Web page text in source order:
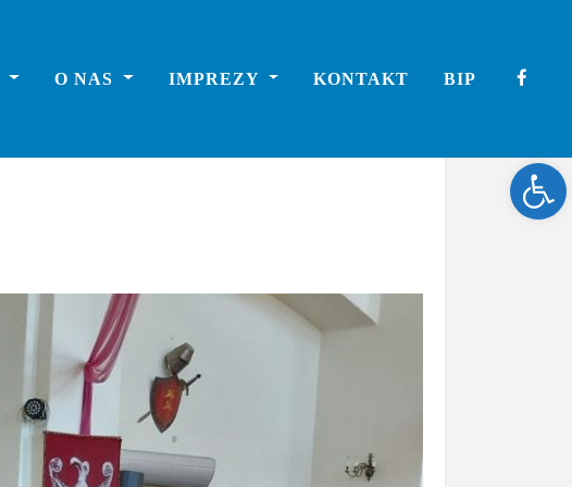
O NAS IMPREZY KONTAKT BIP